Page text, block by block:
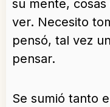
su mente,
ver. Necesito
pensó, tal vez
pensar.
Se sumió tanto